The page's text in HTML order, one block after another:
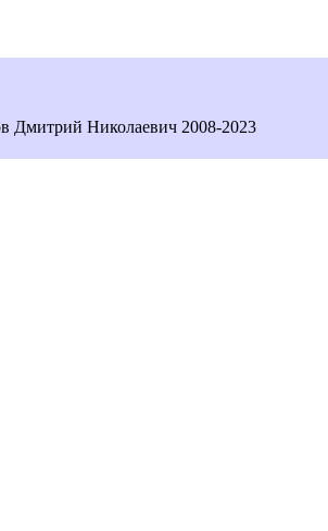
Дмитрий Николаевич 2008-2023